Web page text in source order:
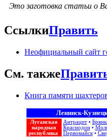
Это заготовка статьи о
СсылкиПравить
Неофициальный сайт
См. также
Книга памяти
Ленинск-
Луганская
народная
республика
Антрацит•
Краснодон•
Первомайск•